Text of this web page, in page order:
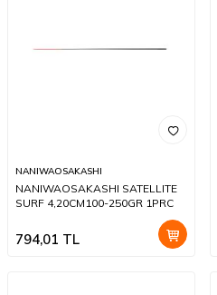
NANIWAOSAKASHI
NANIWAOSAKASHI SATELLITE
SURF 4,20CM100-250GR 1PRC
794,01 TL